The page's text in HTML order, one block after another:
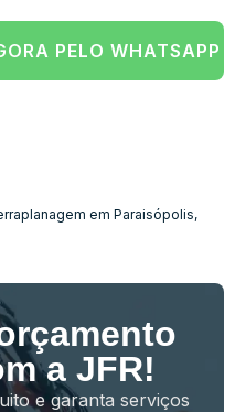
PELO WHATSAPP
em Paraisópolis,
a JFR!
e garanta serviços